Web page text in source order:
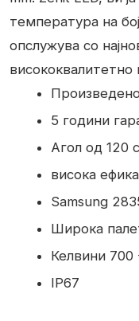
температура на
опслужува со
висококвалитетно
5 години
Агол од 120
висока
Samsung
Широка
Келвини 700
IP67